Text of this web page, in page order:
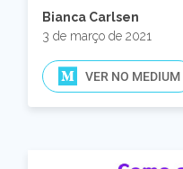
Bianca Carlsen
3 de março de 2021
VER NO MEDIUM